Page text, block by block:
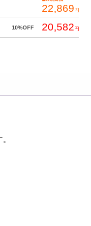
22,869円
10%OFF 20,582円